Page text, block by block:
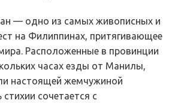
— одно из самых живописных и
на Филиппинах, притягивающее
Расположенные в провинции
часах езды от Манилы,
настоящей жемчужиной
сочетается с